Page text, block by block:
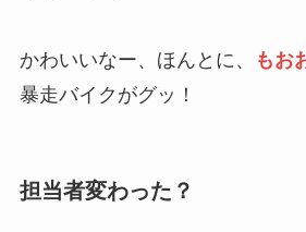
かわいいなー、ほんとに、
もお
暴走バイクがグッ！
担当者変わった？